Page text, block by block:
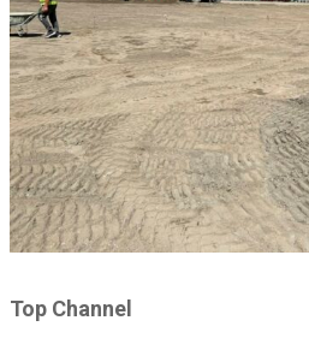
Top Channel